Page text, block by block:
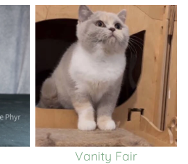
Vanity Fair